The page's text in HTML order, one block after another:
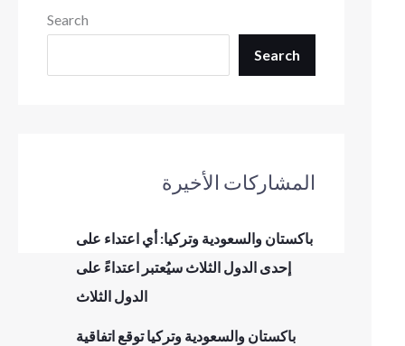
Search
Search
المشاركات الأخيرة
باكستان والسعودية وتركيا: أي اعتداء على
إحدى الدول الثلاث سيُعتبر اعتداءً على
الدول الثلاث
باكستان والسعودية وتركيا توقع اتفاقية